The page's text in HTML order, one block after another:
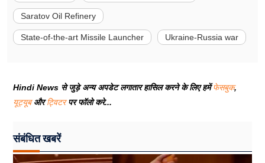
Saratov Oil Refinery
State-of-the-art Missile Launcher Ukraine-Russia war
Hindi News से जुड़े अन्य अपडेट लगातार हासिल करने के लिए हमेंफेसबुक,
यूट्यूबऔरट्विटरपर फॉलो करे...
संबंधित खबरें